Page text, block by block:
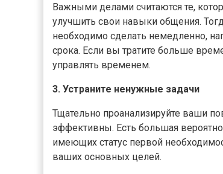
Важными делами считаются те,
улучшить свои навыки общения.
необходимо сделать немедленно,
срока. Если вы тратите больше
управлять временем.
3. Устраните ненужные задачи
Тщательно проанализируйте ваши
эффективны. Есть большая
имеющих статус первой
ваших основных целей.